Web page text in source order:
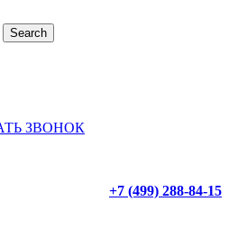
Search
ЗВОНОК
+7 (499) 288-84-15